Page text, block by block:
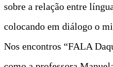
sobre a relação entre
colocando em diálogo o
Nos encontros “FALA